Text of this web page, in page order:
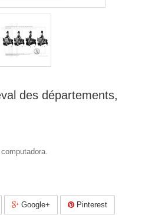
des départements,
Google+ Pinterest